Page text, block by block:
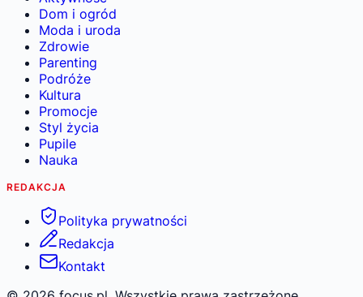
Dom i ogród
Moda i uroda
Zdrowie
Parenting
Podróże
Kultura
Promocje
Styl życia
Pupile
Nauka
REDAKCJA
Polityka prywatności
Redakcja
Kontakt